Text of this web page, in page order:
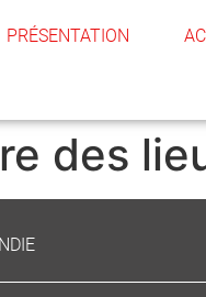
PRÉSENTATION
des